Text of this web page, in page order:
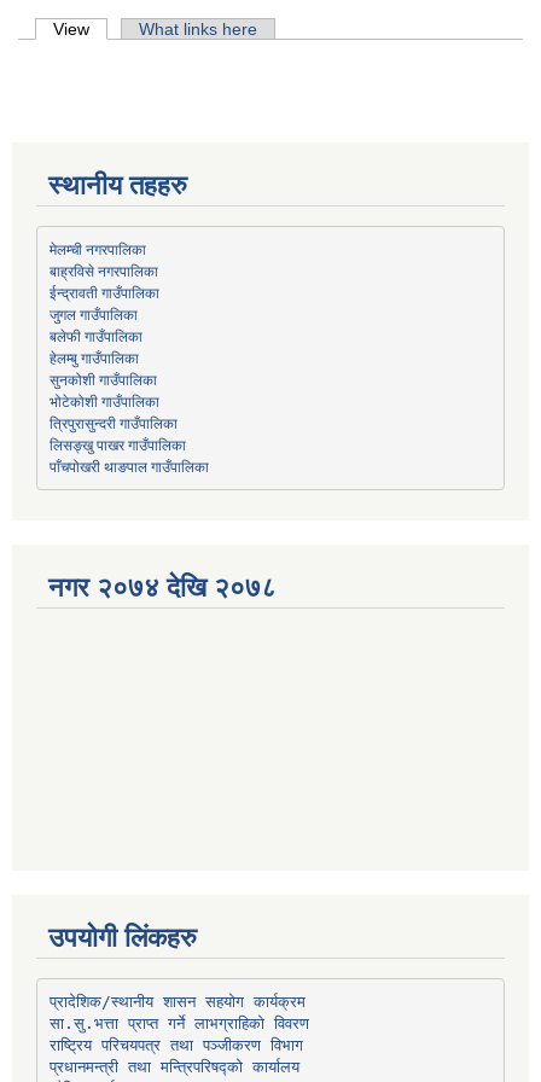
Primary tabs
View (active tab)What links here
स्थानीय तहहरु
मेलम्ची नगरपालिका
बाह्रविसे नगरपालिका
ईन्द्रावती गाउँपालिका
जुगल गाउँपालिका
बलेफी गाउँपालिका
हेलम्बु गाउँपालिका
सुनकोशी गाउँपालिका
भोटेकोशी गाउँपालिका
त्रिपुरासुन्दरी गाउँपालिका
लिसङ्खु पाखर गाउँपालिका
पाँचपोखरी थाङपाल गाउँपालिका
नगर २०७४ देखि २०७८
उपयोगी लिंकहरु
प्रादेशिक/स्थानीय शासन सहयोग कार्यक्रम
सा.सु.भत्ता प्राप्त गर्ने लाभग्राहिको विवरण
राष्ट्रिय परिचयपत्र तथा पञ्‍जीकरण विभाग
प्रधानमन्त्री तथा मन्त्रिपरिषद्को कार्यालय